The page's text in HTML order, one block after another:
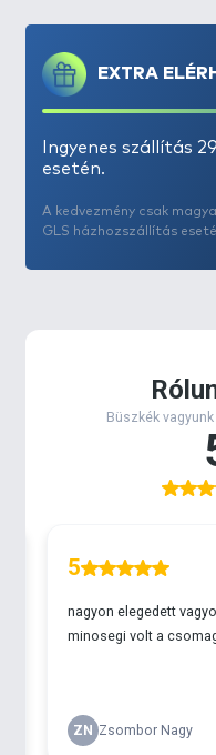
EXTRA
Ingyenes szállítás
esetén.
A kedvezmény csak
GLS házhozszállítás